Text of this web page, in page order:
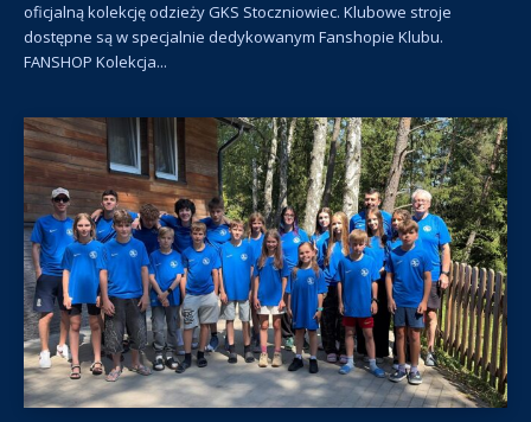
oficjalną kolekcję odzieży GKS Stoczniowiec. Klubowe stroje
dostępne są w specjalnie dedykowanym Fanshopie Klubu.
FANSHOP Kolekcja...